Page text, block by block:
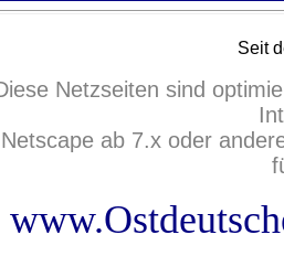
Seit
Netzseiten sind
Netscape ab 7.x oder